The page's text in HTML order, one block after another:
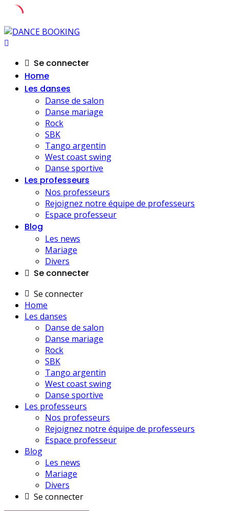
Skip
to
Se connecter
Home
Les danses
Danse de salon
Danse mariage
Rock
SBK
Tango argentin
West coast swing
Danse sportive
Les professeurs
Nos professeurs
Rejoignez notre équipe de professeurs
Espace professeur
Blog
Les news
Mariage
Divers
Se connecter
Se connecter
Home
Les danses
Danse de salon
Danse mariage
Rock
SBK
Tango argentin
West coast swing
Danse sportive
Les professeurs
Nos professeurs
Rejoignez notre équipe de professeurs
Espace professeur
Blog
Les news
Mariage
Divers
Se connecter